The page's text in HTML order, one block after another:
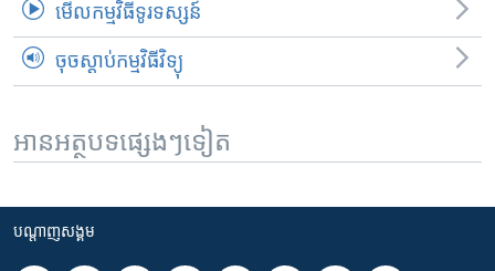
មើល​កម្មវិធី​ទូរទស្សន៍
ចុចស្តាប់កម្មវិធីវិទ្យុ
អានអត្ថបទផ្សេងៗទៀត
បណ្តាញ​សង្គម